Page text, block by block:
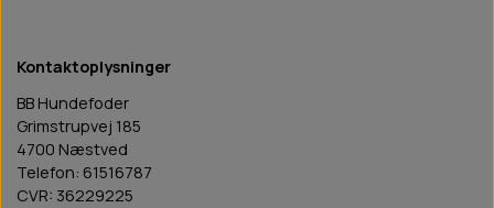
Kontaktoplysninger
BB Hundefoder
Grimstrupvej 185
4700 Næstved
Telefon: 61516787
CVR: 36229225